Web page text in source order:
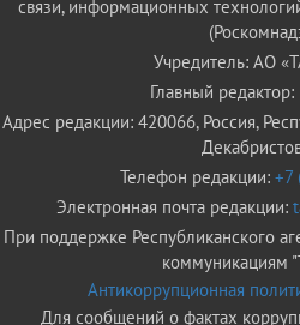
связи, информационных
Учредитель: АО
Главный
Адрес редакции: 420066, Россия,
Телефон редакции: +7
Электронная почта редакции:
При поддержке Республиканского
коммуникациям
Антикоррупционная
Для сообщений о фактах